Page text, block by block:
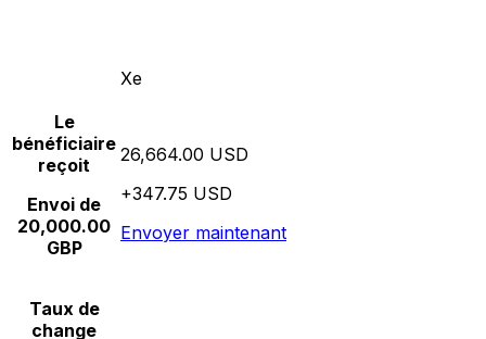
Xe
Le
bénéficiaire
reçoit
Envoi de
20,000.00
GBP
26,664.00 USD
+347.75 USD
Envoyer maintenant
Taux de
change